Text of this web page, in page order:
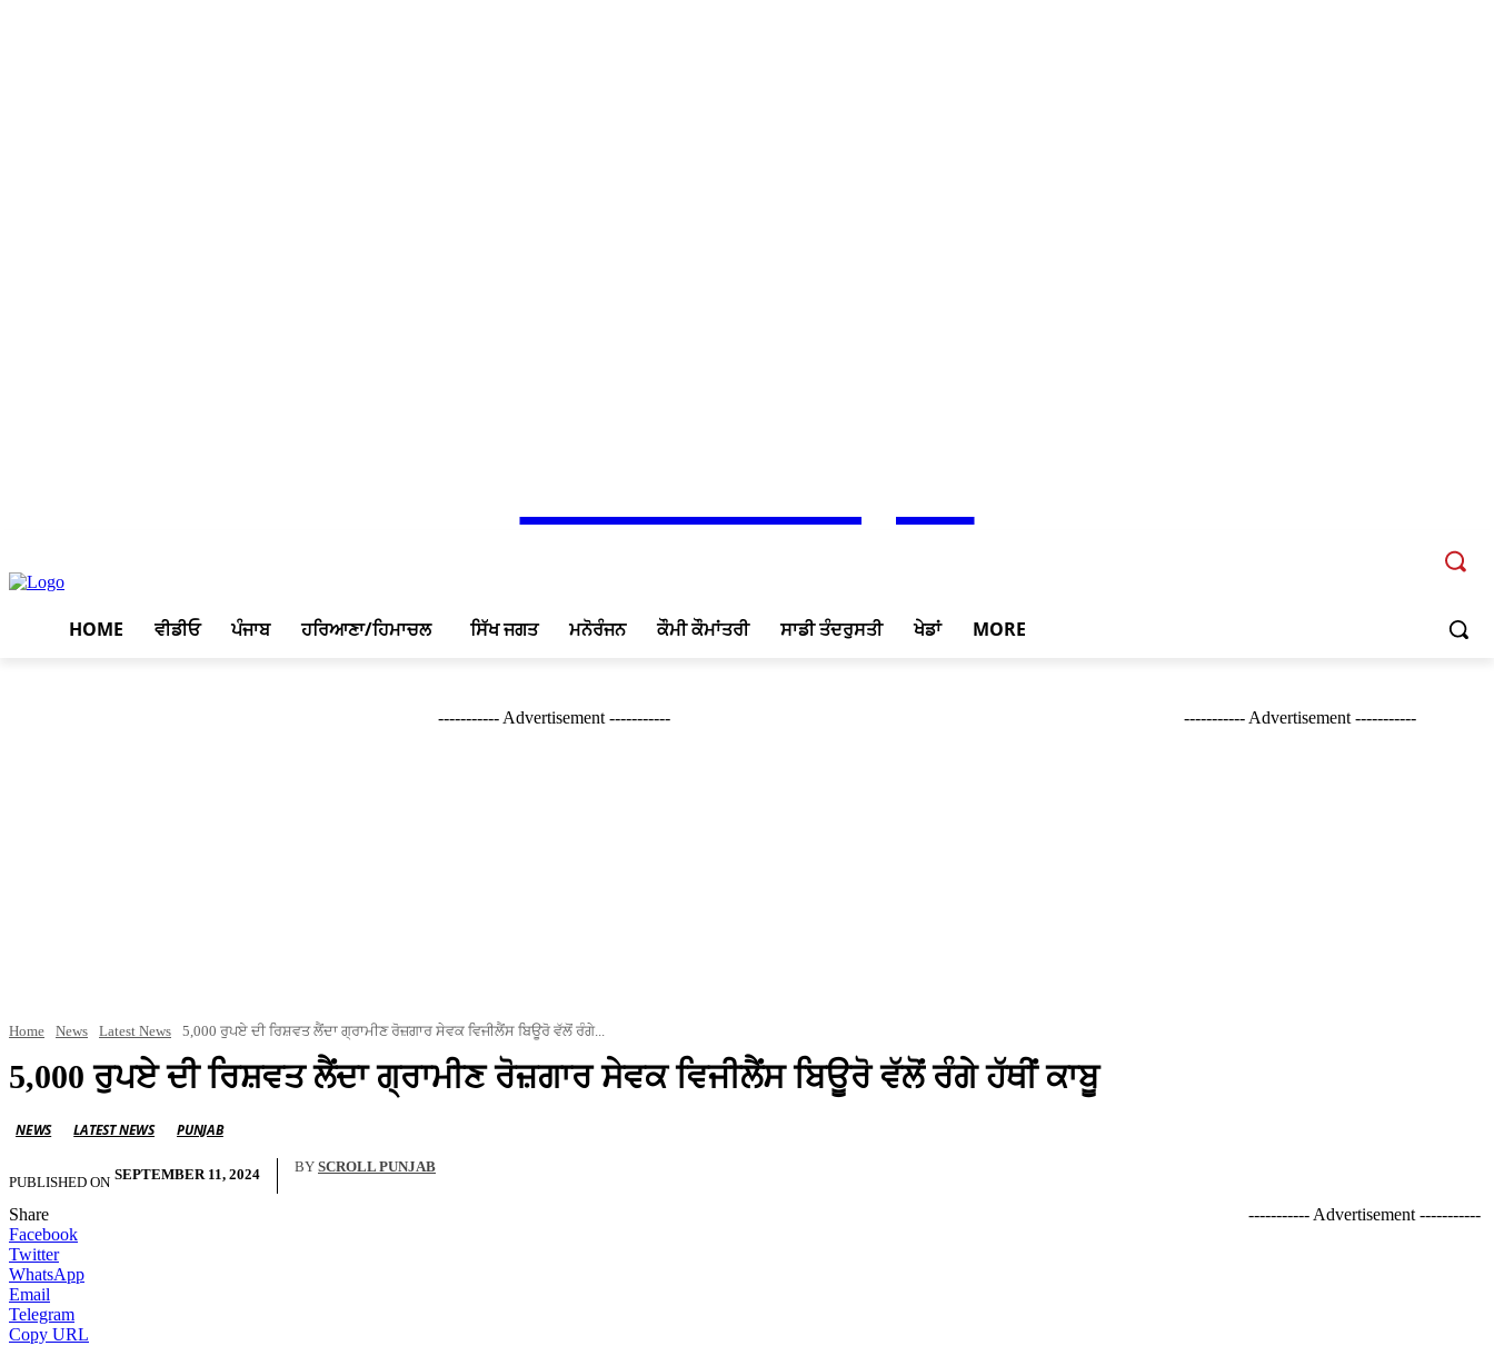
HOME ਵੀਡੀਓ ਪੰਜਾਬ ਹਰਿਆਣਾ/ਹਿਮਾਚਲ ਸਿੱਖ ਜਗਤ ਮਨੋਰੰਜਨ ਕੌਮੀ ਕੌਮਾਂਤਰੀ ਸਾਡੀ ਤੰਦਰੁਸਤੀ ਖੇਡਾਂ MORE
----------- Advertisement -----------
Home News Latest News 5,000 ਰੁਪਏ ਦੀ ਰਿਸ਼ਵਤ ਲੈਂਦਾ ਗ੍ਰਾਮੀਣ ਰੋਜ਼ਗਾਰ ਸੇਵਕ ਵਿਜੀਲੈਂਸ ਬਿਊਰੋ ਵੱਲੋਂ ਰੰਗੇ...
5,000 ਰੁਪਏ ਦੀ ਰਿਸ਼ਵਤ ਲੈਂਦਾ ਗ੍ਰਾਮੀਣ ਰੋਜ਼ਗਾਰ ਸੇਵਕ ਵਿਜੀਲੈਂਸ ਬਿਊਰੋ ਵੱਲੋਂ ਰੰਗੇ ਹੱਥੀਂ ਕਾਬੂ
NEWS LATEST NEWS PUNJAB
PUBLISHED ON SEPTEMBER 11, 2024 BY SCROLL PUNJAB
----------- Advertisement -----------
Share
Facebook
Twitter
WhatsApp
Email
Telegram
Copy URL
----------- Advertisement -----------